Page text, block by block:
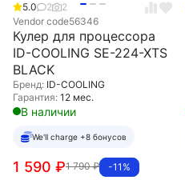
5.0 2
2
Vendor code56346
Кулер для процессора
ID-COOLING SE-224-XTS
BLACK
Бренд: ID-COOLING
Гарантия: 12 мес.
В наличии
We'll charge +8 бонусов
-11%
1 790₽
1 590 ₽